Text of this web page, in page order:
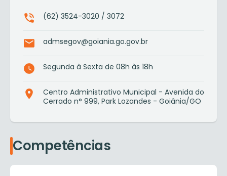
(62) 3524-3020 / 3072
admsegov@goiania.go.gov.br
Segunda à Sexta de 08h às 18h
Centro Administrativo Municipal - Avenida do
Cerrado n° 999, Park Lozandes - Goiânia/GO
Competências